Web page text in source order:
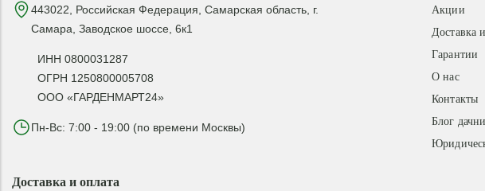
443022, Российская Федерация, Самарская область, г.
Самара, Заводское шоссе, 6к1
ИНН 0800031287
ОГРН 1250800005708
ООО «ГАРДЕНМАРТ24»
Пн-Вс: 7:00 - 19:00 (по времени Москвы)
Акции
Доставка
Гарантии
О нас
Контакты
Блог
Доставка и оплата